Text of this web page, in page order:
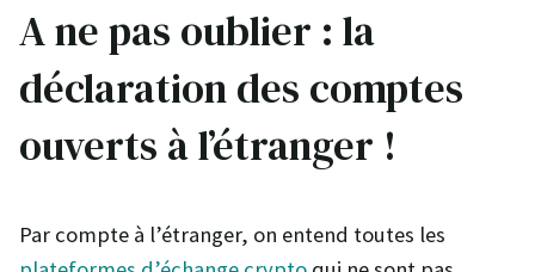
A ne pas oublier : la
déclaration des comptes
ouverts à l’étranger !
Par compte à l’étranger, on entend toutes les